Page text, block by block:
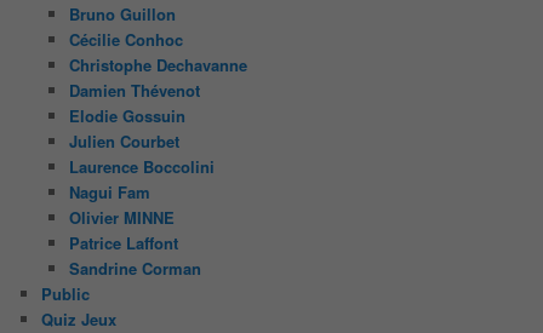
Bruno Guillon
Cécilie Conhoc
Christophe Dechavanne
Damien Thévenot
Elodie Gossuin
Julien Courbet
Laurence Boccolini
Nagui Fam
Olivier MINNE
Patrice Laffont
Sandrine Corman
Public
Quiz Jeux